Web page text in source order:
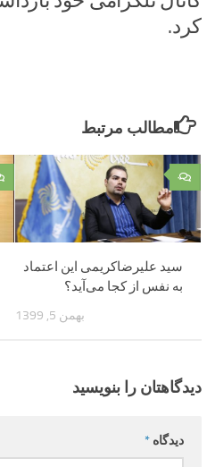
کرد.
مطالب مرتبط
۰
سید علیرضاکریمی این اعتماد
به نفس از کجا می‌آید؟
بهمن 5, 1399
دیدگاهتان را بنویسید
دیدگاه *